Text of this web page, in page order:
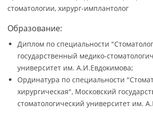
стоматологии, хирург-имплантолог
Образование:
Диплом по специальности
государственный медико-
университет им. А.И.Евдокимова;
Ординатура по специальности
хирургическая", Московский
стоматологический университет им.